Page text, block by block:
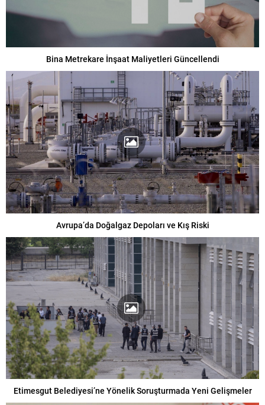
Bina Metrekare İnşaat Maliyetleri Güncellendi
Avrupa’da Doğalgaz Depoları ve Kış Riski
Etimesgut Belediyesi’ne Yönelik Soruşturmada Yeni Gelişmeler